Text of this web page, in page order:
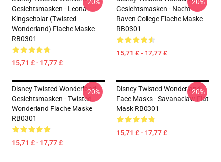
Gesichtsmasken - Leona
Kingscholar (Twisted
Wonderland) Flache Maske
RB0301
15,71 £ - 17,77 £
-20%
Gesichtsmasken - Nacht
Raven College Flache Maske
RB0301
15,71 £ - 17,77 £
-20%
Disney Twisted Wonderland
Gesichtsmasken - Twisted
Wonderland Flache Maske
RB0301
15,71 £ - 17,77 £
-20%
Disney Twisted Wonderland
Face Masks - Savanaclaw Flat
Mask RB0301
15,71 £ - 17,77 £
-20%